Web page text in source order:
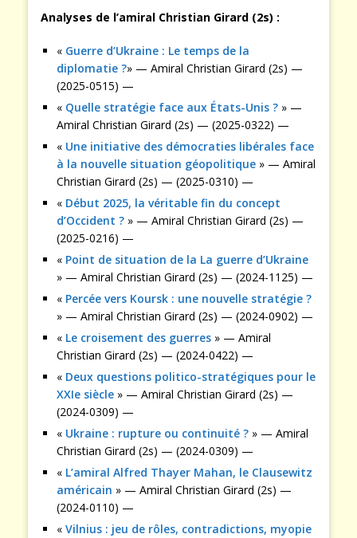
Analyses de l’amiral Christian Girard (2s) :
« Guerre d’Ukraine : Le temps de la
diplomatie ?» — Amiral Christian Girard (2s) —
(2025-0515) —
« Quelle stratégie face aux États-Unis ? » —
Amiral Christian Girard (2s) — (2025-0322) —
« Une initiative des démocraties libérales face
à la nouvelle situation géopolitique » — Amiral
Christian Girard (2s) — (2025-0310) —
« Début 2025, la véritable fin du concept
d’Occident ? » — Amiral Christian Girard (2s) —
(2025-0216) —
« Point de situation de la La guerre d’Ukraine
» — Amiral Christian Girard (2s) — (2024-1125) —
« Percée vers Koursk : une nouvelle stratégie ?
» — Amiral Christian Girard (2s) — (2024-0902) —
« Le croisement des guerres » — Amiral
Christian Girard (2s) — (2024-0422) —
« Deux questions politico-stratégiques pour le
XXIe siècle » — Amiral Christian Girard (2s) —
(2024-0309) —
« Ukraine : rupture ou continuité ? » — Amiral
Christian Girard (2s) — (2024-0309) —
« L’amiral Alfred Thayer Mahan, le Clausewitz
américain » — Amiral Christian Girard (2s) —
(2024-0110) —
« Vilnius : jeu de rôles, contradictions, myopie